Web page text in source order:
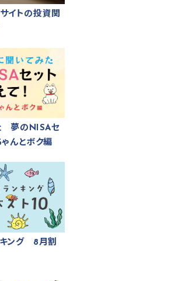
イトの投資関
夢のNISAセ
んとボク編
キング 8月割